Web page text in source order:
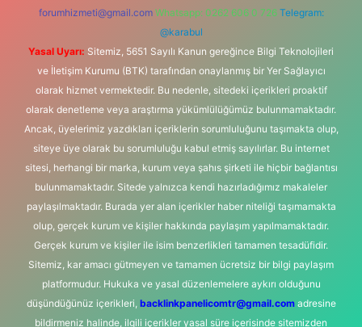
forumhizmeti@gmail.com Whatsapp: 0262 606 0 726 Telegram:
@karabul
Yasal Uyarı: Sitemiz, 5651 Sayılı Kanun gereğince Bilgi Teknolojileri
ve İletişim Kurumu (BTK) tarafından onaylanmış bir Yer Sağlayıcı
olarak hizmet vermektedir. Bu nedenle, sitedeki içerikleri proaktif
olarak denetleme veya araştırma yükümlülüğümüz bulunmamaktadır.
Ancak, üyelerimiz yazdıkları içeriklerin sorumluluğunu taşımakta olup,
siteye üye olarak bu sorumluluğu kabul etmiş sayılırlar. Bu internet
sitesi, herhangi bir marka, kurum veya şahıs şirketi ile hiçbir bağlantısı
bulunmamaktadır. Sitede yalnızca kendi hazırladığımız makaleler
paylaşılmaktadır. Burada yer alan içerikler haber niteliği taşımamakta
olup, gerçek kurum ve kişiler hakkında paylaşım yapılmamaktadır.
Gerçek kurum ve kişiler ile isim benzerlikleri tamamen tesadüfidir.
Sitemiz, kar amacı gütmeyen ve tamamen ücretsiz bir bilgi paylaşım
platformudur. Hukuka ve yasal düzenlemelere aykırı olduğunu
düşündüğünüz içerikleri, backlinkpanelicomtr@gmail.comadresine
bildirmeniz halinde, ilgili içerikler yasal süre içerisinde sitemizden